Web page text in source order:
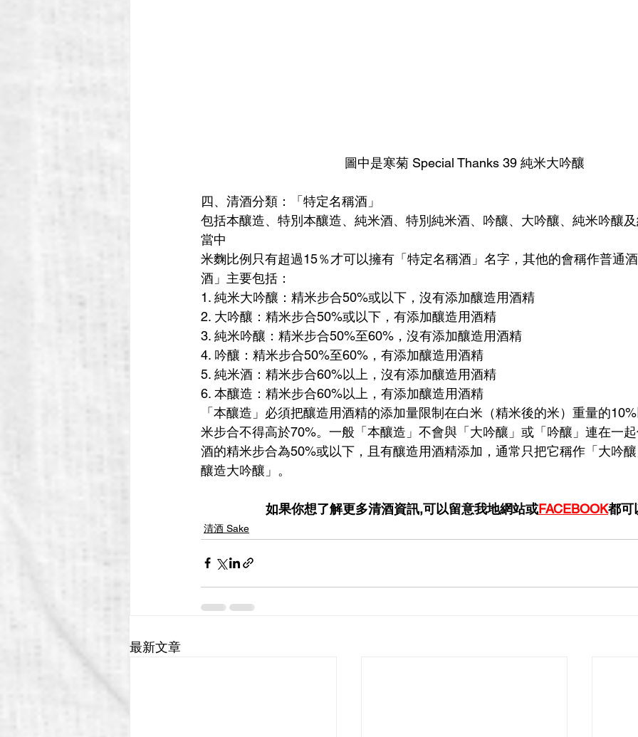
圖中是寒菊 Special Thanks 39 純米大吟釀
四、清酒分類：「特定名稱酒」
包括本釀造、特別本釀造、純米酒、特別純米酒、吟釀、大吟釀、純米吟釀
當中
米麴比例只有超過15％才可以擁有「特定名稱酒」名字，其他的會稱作普通
酒」主要包括：
1. 純米大吟釀：精米步合50%或以下，沒有添加釀造用酒精
2. 大吟釀：精米步合50%或以下，有添加釀造用酒精
3. 純米吟釀：精米步合50%至60%，沒有添加釀造用酒精
4. 吟釀：精米步合50%至60%，有添加釀造用酒精
5. 純米酒：精米步合60%以上，沒有添加釀造用酒精
6. 本釀造：精米步合60%以上，有添加釀造用酒精
「本釀造」必須把釀造用酒精的添加量限制在白米（精米後的米）重量的
米步合不得高於70%。一般「本釀造」不會與「大吟釀」或「吟釀」連在一
酒的精米步合為50%或以下，且有釀造用酒精添加，通常只把它稱作「大吟
釀造大吟釀」。
如果你想了解更多清酒資訊,可以留意我地網站或FACEBOOK都可
清酒 Sake
最新文章